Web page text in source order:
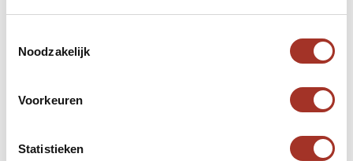
Noodzakelijk
Voorkeuren
Statistieken